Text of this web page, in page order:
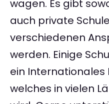
wagen. Es gibt
auch private
verschiedenen
werden. Einige
ein
welches in vielen